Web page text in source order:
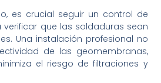
es crucial seguir un control de
que las soldaduras sean
Una instalación profesional no
de las geomembranas,
el riesgo de filtraciones y